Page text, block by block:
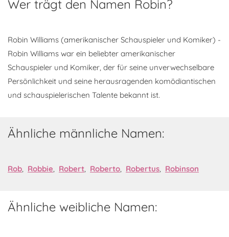
Wer trägt den Namen Robin?
Robin Williams (amerikanischer Schauspieler und Komiker) -
Robin Williams war ein beliebter amerikanischer
Schauspieler und Komiker, der für seine unverwechselbare
Persönlichkeit und seine herausragenden komödiantischen
und schauspielerischen Talente bekannt ist.
Ähnliche männliche Namen:
Rob, Robbie, Robert, Roberto, Robertus, Robinson
Ähnliche weibliche Namen: